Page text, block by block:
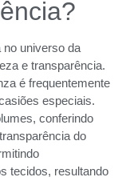
universo da
e transparência.
é frequentemente
especiais.
conferindo
do
tecidos, resultando